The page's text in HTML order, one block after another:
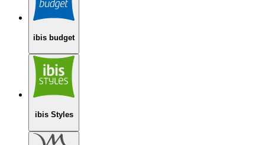
ibis budget
ibis Styles